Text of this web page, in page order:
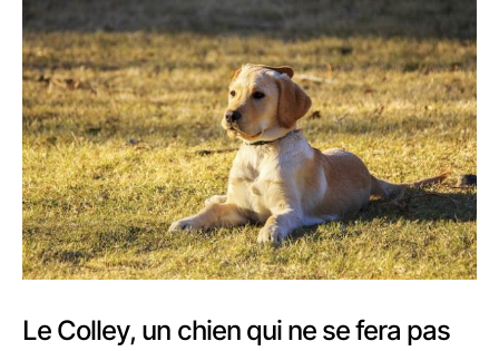
Le Colley, un chien qui ne se fera pas